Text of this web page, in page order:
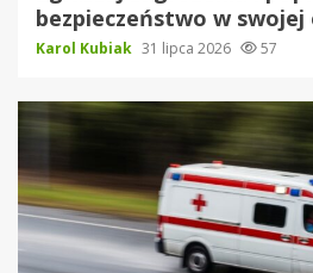
bezpieczeństwo w swojej
Karol Kubiak 31 lipca 2026 57